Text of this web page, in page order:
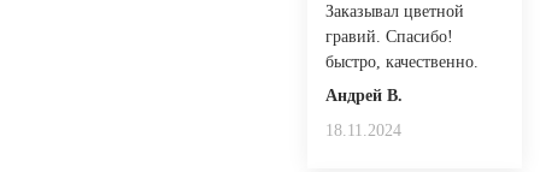
Заказывал цветной
гравий. Спасибо!
быстро, качественно.
Андрей В.
18.11.2024